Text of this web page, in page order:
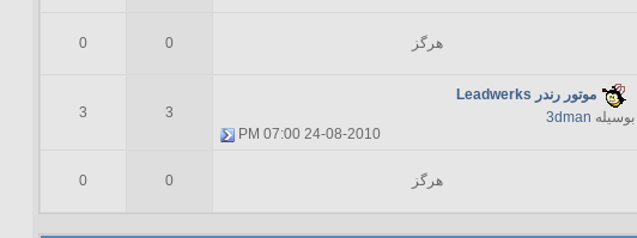
هرگز 0
0
موتور رندر Leadwerks
بوسیله 3dman
24-08-2010
07:00 PM
3
3
هرگز 0
0